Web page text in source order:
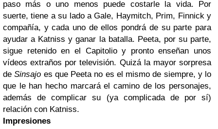
paso más o uno menos puede costarle la vida. Por
suerte, tiene a su lado a Gale, Haymitch, Prim, Finnick y
compañía, y cada uno de ellos pondrá de su parte para
ayudar a Katniss y ganar la batalla. Peeta, por su parte,
sigue retenido en el Capitolio y pronto enseñan unos
vídeos extraños por televisión. Quizá la mayor sorpresa
deSinsajo es que Peeta no es el mismo de siempre, y lo
que le han hecho marcará el camino de los personajes,
además de complicar su (ya complicada de por sí)
relación con Katniss.
Impresiones